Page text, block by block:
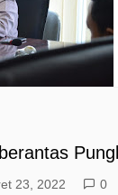
23, 2022 0